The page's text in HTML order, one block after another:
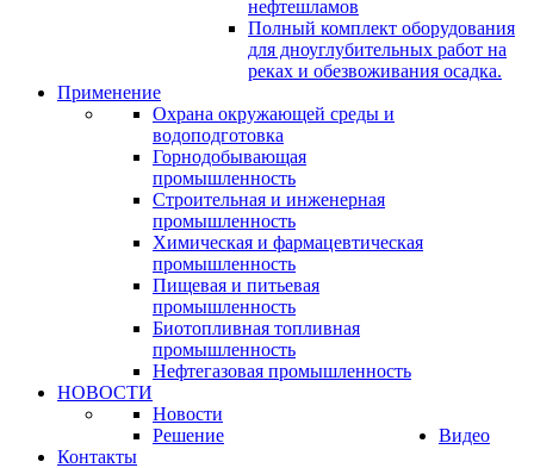
нефтешламов
Полный комплект оборудования
для дноуглубительных работ на
реках и обезвоживания осадка.
Применение
Охрана окружающей среды и
водоподготовка
Горнодобывающая
промышленность
Cтроительная и инженерная
промышленность
Химическая и фармацевтическая
промышленность
Пищевая и питьевая
промышленность
Биотопливная топливная
промышленность
Нефтегазовая промышленность
НОВОСТИ
Новости
Решение
Видео
Контакты